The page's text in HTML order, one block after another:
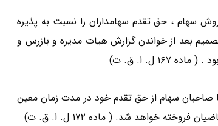
سهام ، حق تقدم سهامداران را نسبت به پذیره
بعد از خواندن گزارش هیات مدیره و بازرس و
ل. ا. ق. ت)
صاحبان سهام از حق تقدم خود در مدت زمان معین
خواهد شد. ( ماده ۱۷۲ ل. ا. ق. ت)